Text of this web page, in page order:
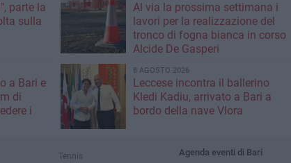
parte la
sulla
Al via la prossima settimana i
lavori per la realizzazione del
tronco di fogna bianca in corso
Alcide De Gasperi
a Bari e
di
i
8 AGOSTO 2026
Leccese incontra il ballerino
Kledi Kadiu, arrivato a Bari a
bordo della nave Vlora
Tennis Agenda eventi di Bari